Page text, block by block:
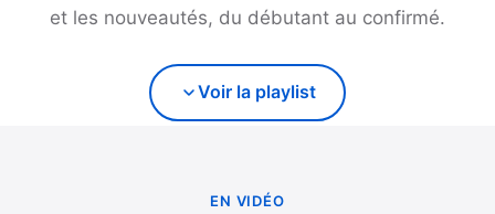
et les nouveautés, du débutant au confirmé.
Voir la playlist
EN VIDÉO